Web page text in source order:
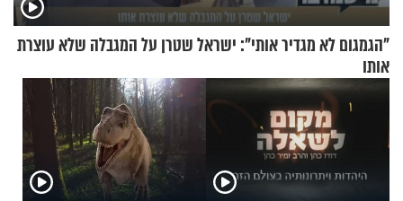
"הגמגום לא מגדיר אותי": ישראל שטרן על המגבלה שלא עוצרת
אותו